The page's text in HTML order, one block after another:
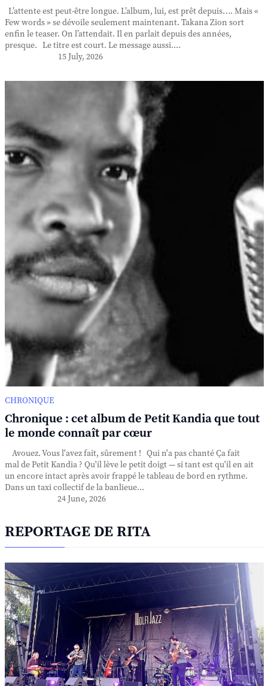
L’attente est peut-être longue. L’album, lui, est prêt depuis…. Mais «
Few words » se dévoile seulement maintenant. Takana Zion sort
enfin le teaser. On l’attendait. Il en parlait depuis des années,
presque. Le titre est court. Le message aussi....
15 July, 2026
CHRONIQUE
Chronique : cet album de Petit Kandia que tout
le monde connaît par cœur
Avouez. Vous l'avez fait, sûrement ! Qui n'a pas chanté Ça fait
mal de Petit Kandia ? Qu'il lève le petit doigt — si tant est qu'il en ait
un encore intact après avoir frappé le tableau de bord en rythme.
Dans un taxi collectif de la banlieue...
24 June, 2026
REPORTAGE DE RITA